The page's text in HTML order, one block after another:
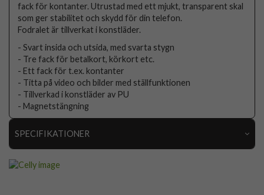
fack för kontanter. Utrustad med ett mjukt, transparent skal
som ger stabilitet och skydd för din telefon.
Fodralet är tillverkat i konstläder.
- Svart insida och utsida, med svarta stygn
- Tre fack för betalkort, körkort etc.
- Ett fack för t.ex. kontanter
- Titta på video och bilder med ställfunktionen
- Tillverkad i konstläder av PU
- Magnetstängning
SPECIFIKATIONER